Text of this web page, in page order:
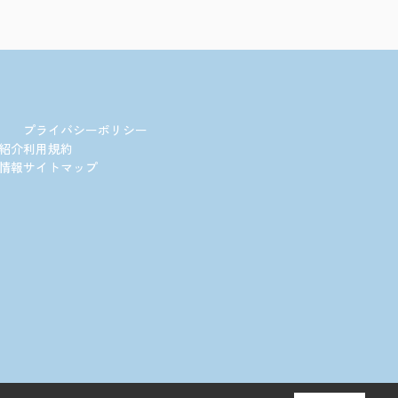
介
報
プライバシーポリシー
利用規約
サイトマップ